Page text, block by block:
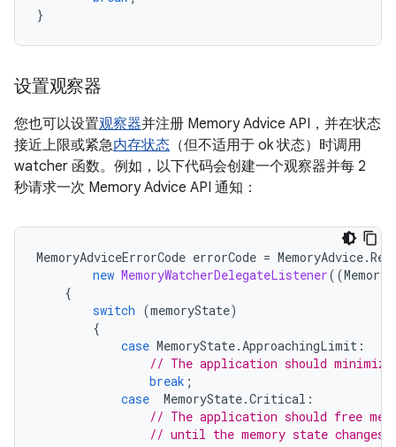
}
设置观察器
您也可以设置观察器并注册 Memory Advice API，并在状态
接近上限或紧急内存状态 （但不适用于 ok 状态）时调用
watcher 函数。例如，以下代码会创建一个观察器并每 2
秒请求一次 Memory Advice API 通知：
MemoryAdviceErrorCode errorCode = MemoryAdvice.
new MemoryWatcherDelegateListener((
{
switch (memoryState)
{
case MemoryState.ApproachingLimit :
// The application should
break ;
case
MemoryState.Critical :
// The application should free
// until the memory state changes.